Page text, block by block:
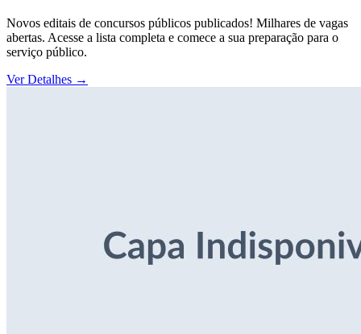
Novos editais de concursos públicos publicados! Milhares de vagas
abertas. Acesse a lista completa e comece a sua preparação para o
serviço público.
Ver Detalhes →